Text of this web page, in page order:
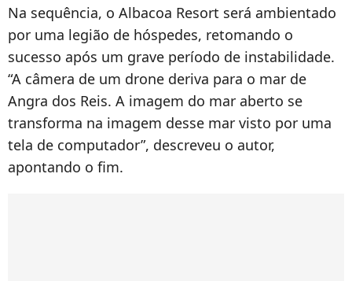
Na sequência, o Albacoa Resort será ambientado
por uma legião de hóspedes, retomando o
sucesso após um grave período de instabilidade.
“A câmera de um drone deriva para o mar de
Angra dos Reis. A imagem do mar aberto se
transforma na imagem desse mar visto por uma
tela de computador”, descreveu o autor,
apontando o fim.